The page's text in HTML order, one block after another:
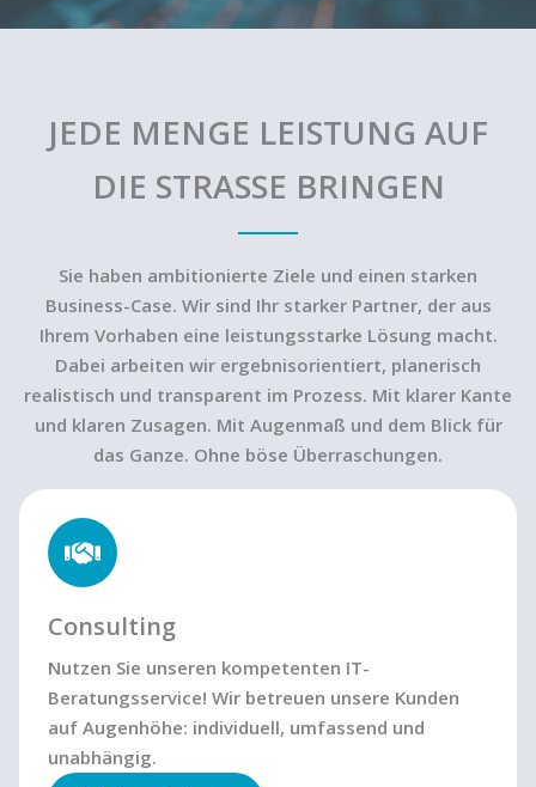
JEDE MENGE LEISTUNG AUF
DIE STRASSE BRINGEN
Sie haben ambitionierte Ziele und einen starken
Business-Case. Wir sind Ihr starker Partner, der aus
Ihrem Vorhaben eine leistungsstarke Lösung macht.
Dabei arbeiten wir ergebnisorientiert, planerisch
realistisch und transparent im Prozess. Mit klarer Kante
und klaren Zusagen. Mit Augenmaß und dem Blick für
das Ganze. Ohne böse Überraschungen.
Consulting
Nutzen Sie unseren kompetenten IT-
Beratungsservice! Wir betreuen unsere Kunden
auf Augenhöhe: individuell, umfassend und
unabhängig.